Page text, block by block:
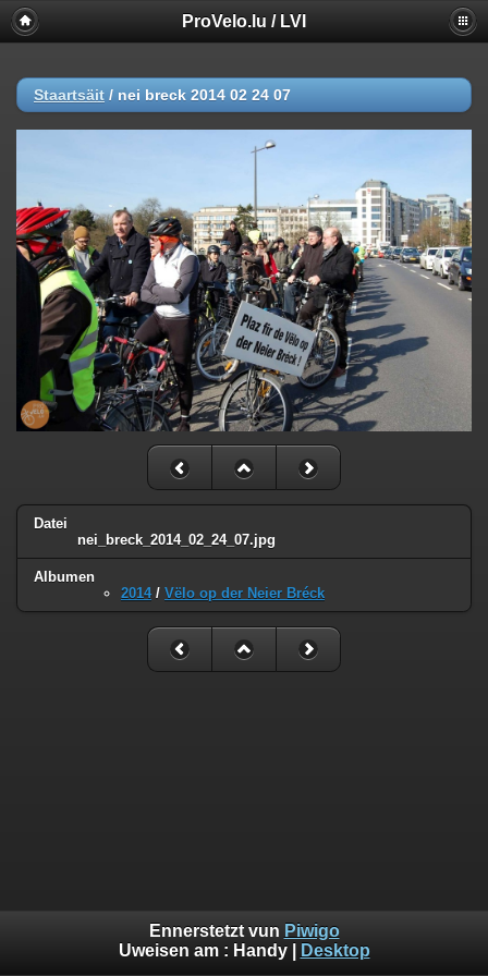
ProVelo.lu / LVI
Staartsäit / nei breck 2014 02 24 07
Datei
nei_breck_2014_02_24_07.jpg
Albumen
2014/ Vëlo op der Neier Bréck
Ennerstetzt vun Piwigo
Uweisen am : Handy| Desktop